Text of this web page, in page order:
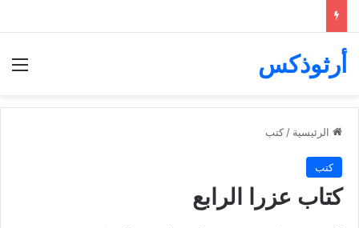
أرثوذكس
الرئيسية / كتب
كتب
كتاب عزرا الرابع